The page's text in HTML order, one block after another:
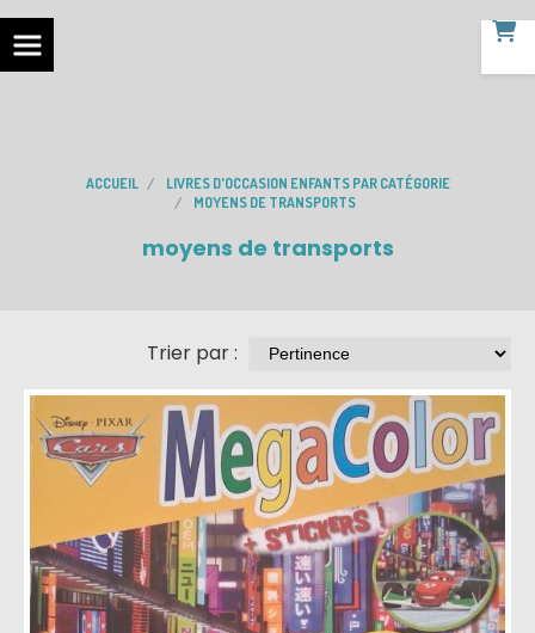
ACCUEIL
LIVRES D'OCCASION ENFANTS PAR CATÉGORIE
MOYENS DE TRANSPORTS
moyens de transports
Trier par :